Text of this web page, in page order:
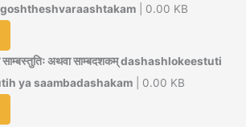
goshtheshvaraashtakam | 0.00 KB
साम्बस्तुतिः अथवा साम्बदशकम् dashashlokeestuti
ya saambadashakam | 0.00 KB